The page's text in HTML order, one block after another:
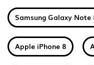
Samsung Galaxy Note
Apple iPhone 8